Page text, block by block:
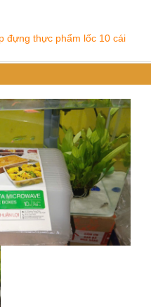
đựng thực phẩm lốc 10 cái